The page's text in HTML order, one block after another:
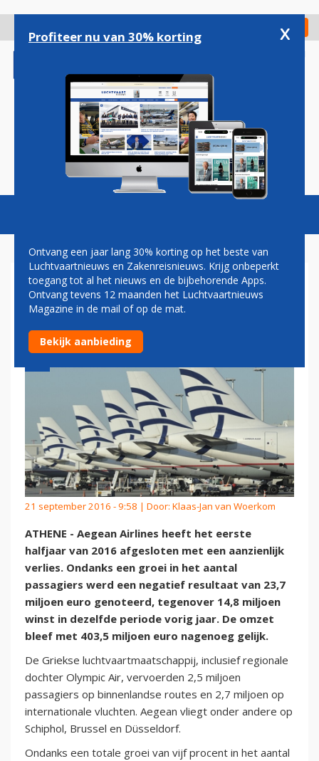
gaan
Check in
Magazine Podcasts Vacatures
AEGEAN AIRLINES BELEEFT
SLECHTE START VAN 2016
21 september 2016 - 9:58 | Door: Klaas-Jan van Woerkom
ATHENE - Aegean Airlines heeft het eerste
halfjaar van 2016 afgesloten met een aanzienlijk
verlies. Ondanks een groei in het aantal
passagiers werd een negatief resultaat van 23,7
miljoen euro genoteerd, tegenover 14,8 miljoen
winst in dezelfde periode vorig jaar. De omzet
bleef met 403,5 miljoen euro nagenoeg gelijk.
De Griekse luchtvaartmaatschappij, inclusief regionale
dochter Olympic Air, vervoerden 2,5 miljoen
passagiers op binnenlandse routes en 2,7 miljoen op
internationale vluchten. Aegean vliegt onder andere op
Schiphol, Brussel en Düsseldorf.
Ondanks een totale groei van vijf procent in het aantal
Profiteer nu van 30% korting x
Ontvang een jaar lang 30% korting op het beste van
Luchtvaartnieuws en Zakenreisnieuws. Krijg onbeperkt
toegang tot al het nieuws en de bijbehorende Apps.
Ontvang tevens 12 maanden het Luchtvaartnieuws
Magazine in de mail of op de mat.
Bekijk aanbieding